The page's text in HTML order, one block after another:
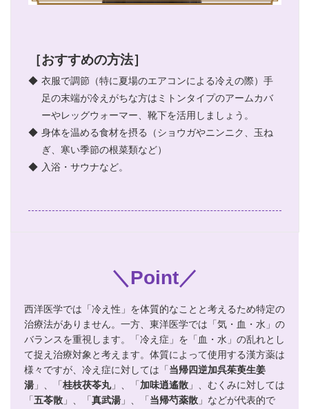
［おすすめの方法］
◆ 衣服で調節（特に夏場のエアコンによる冷えの際）手
足の末端が冷えがちな方はミトンタイプのアームカバ
ーやレッグウォーマー、靴下を活用しましょう。
◆ 身体を温める食材を摂る（ショウガやニンニク、玉ね
ぎ、寒い季節の根菜類など）
◆ 入浴・サウナなど。
＼Point／
西洋医学では「冷え性」を体質的なことと考えるため特定の
治療法がありません。一方、東洋医学では「気・血・水」の
バランスを重視します。「冷え症」を「血・水」の乱れとし
て捉え治療対象と考えます。体質によって使用する漢方薬は
様々ですが、冷え症に対しては「当帰四逆加呉茱萸生姜
湯 」、「桂枝茯苓丸」、「加味逍遙散 」、むくみに対しては
「五苓散 」、「真武湯 」、「当帰芍薬散 」などが代表的で